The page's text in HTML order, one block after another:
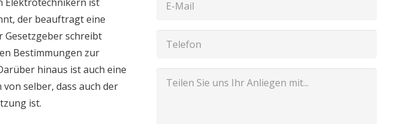
der beauftragt eine
Gesetzgeber schreibt
Bestimmungen zur
hinaus ist auch eine
selber, dass auch der
ist.